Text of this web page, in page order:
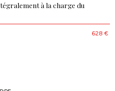
à la charge du
628 €